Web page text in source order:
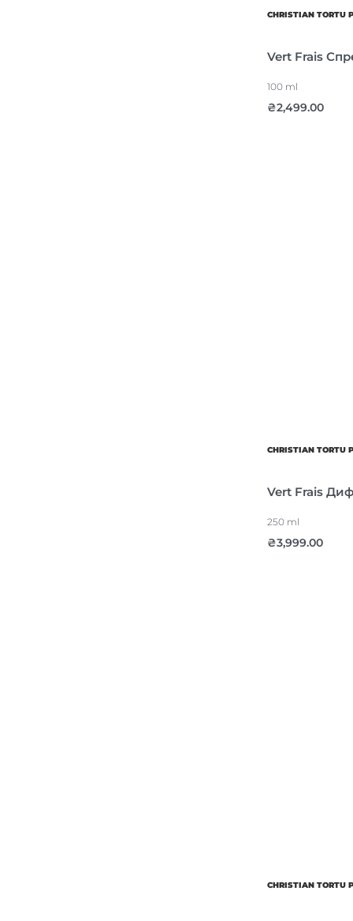
CHRISTIAN TORTU
Vert Frais
100 ml
₴2,499.00
CHRISTIAN TORTU
Vert Frais
250 ml
₴3,999.00
CHRISTIAN TORTU